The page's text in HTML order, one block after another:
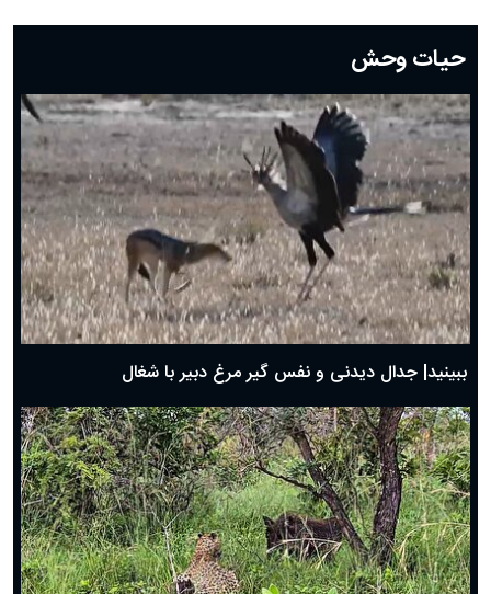
دعای روز بیستم ماه رمضان؛ ۱۹ اسفند ۱۴۰۴
دعای روز هشتم ماه مبارک رمضان؛ ۷ اسفند ماه ۱۴۰۴
دعای روز هفتم ماه رمضان؛ ۶ اسفند ۱۴۰۴
دعای روز ششم ماه رمضان؛ ۵ اسفند ۱۴۰۴
دعای روز پنجم ماه رمضان؛ ۴ اسفند ۱۴۰۴
دعای روز چهارم ماه مبارک رمضان؛ ۳ اسفند ۱۴۰۴
دعای روز سوم ماه مبارک رمضان؛ ۱۴ اسفند ۱۴۰۴
دعای روز دوم ماه مبارک رمضان ۱ اسفند ماه ۱۴۰۴
دعای روز اول ماه مبارک رمضان، ۳۰ بهمن ۱۴۰۴
حضرت زینب(س) چگونه از دنیا رفت؟
بهترین پیامک تبریک روز پدر ۱۴۰۴؛ جملات زیبا و صمیمانه
حیات وحش
ببینید| جدال دیدنی و نفس گیر مرغ دبیر با شغال